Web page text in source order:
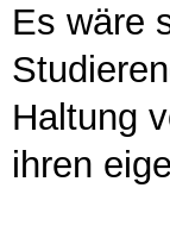
Es wäre
Haltung
ihren